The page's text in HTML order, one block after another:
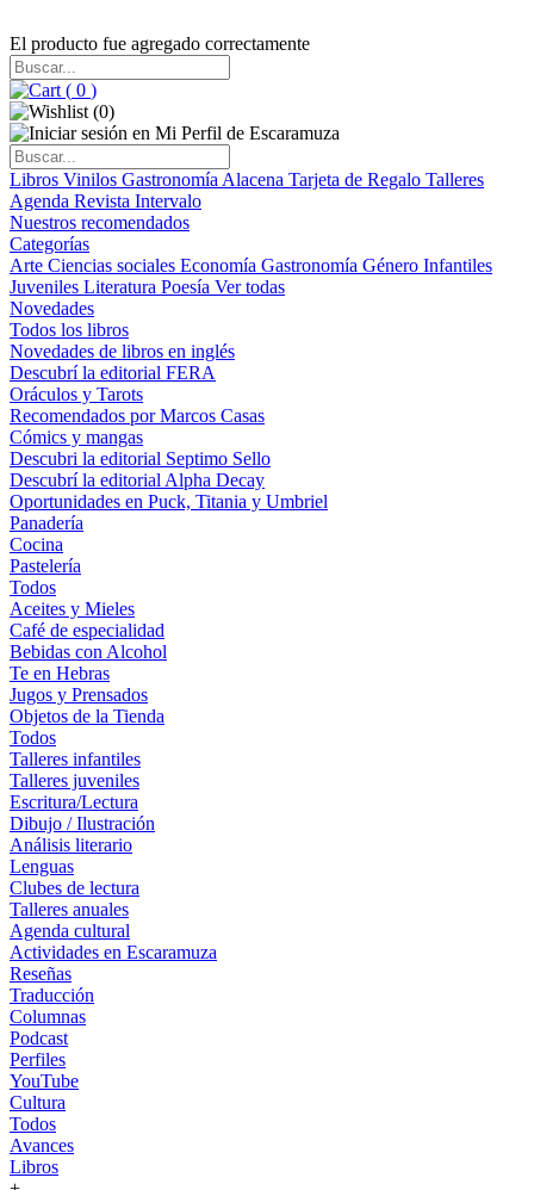
El producto fue agregado correctamente
( 0 )
(0)
Libros Vinilos Gastronomía Alacena Tarjeta de Regalo Talleres
Agenda Revista Intervalo
Nuestros recomendados
Categorías
Arte Ciencias sociales Economía Gastronomía Género Infantiles
Juveniles Literatura Poesía Ver todas
Novedades
Todos los libros
Novedades de libros en inglés
Descubrí la editorial FERA
Oráculos y Tarots
Recomendados por Marcos Casas
Cómics y mangas
Descubri la editorial Septimo Sello
Descubrí la editorial Alpha Decay
Oportunidades en Puck, Titania y Umbriel
Panadería
Cocina
Pastelería
Todos
Aceites y Mieles
Café de especialidad
Bebidas con Alcohol
Te en Hebras
Jugos y Prensados
Objetos de la Tienda
Todos
Talleres infantiles
Talleres juveniles
Escritura/Lectura
Dibujo / Ilustración
Análisis literario
Lenguas
Clubes de lectura
Talleres anuales
Agenda cultural
Actividades en Escaramuza
Reseñas
Traducción
Columnas
Podcast
Perfiles
YouTube
Cultura
Todos
Avances
Libros